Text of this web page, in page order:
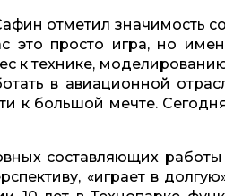
отметил значимость
это просто игра, но
к технике,
в авиационной
к большой мечте.
составляющих работы
«играет в